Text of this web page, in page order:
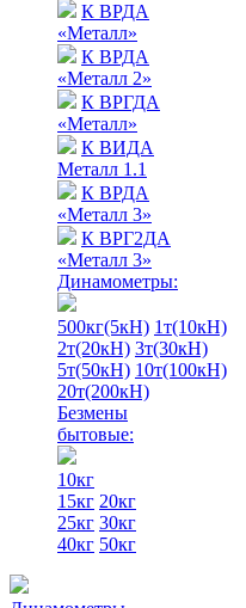
К ВРДА
«Металл»
К ВРДА
«Металл 2»
К ВРГДА
«Металл»
К ВИДА
Металл 1.1
К ВРДА
«Металл 3»
К ВРГ2ДА
«Металл 3»
Динамометры:
500кг(5кН) 1т(10кН)
2т(20кН) 3т(30кН)
5т(50кН) 10т(100кН)
20т(200кН)
Безмены
бытовые:
10кг
15кг 20кг
25кг 30кг
40кг 50кг